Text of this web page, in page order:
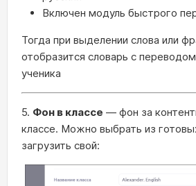
Включен модуль быстрого
Тогда при выделении слова или
отобразится словарь с
ученика
5. Фон в классе — фон за
классе. Можно выбрать из
загрузить свой: